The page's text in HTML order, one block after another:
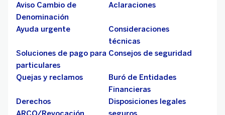
Aviso Cambio de
Denominación
Aclaraciones
Ayuda urgente
Consideraciones
técnicas
Soluciones de pago para
particulares
Consejos de seguridad
Quejas y reclamos
Buró de Entidades
Financieras
Derechos
Disposiciones legales